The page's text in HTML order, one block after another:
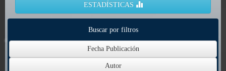
ESTADÍSTICAS
Buscar por filtros